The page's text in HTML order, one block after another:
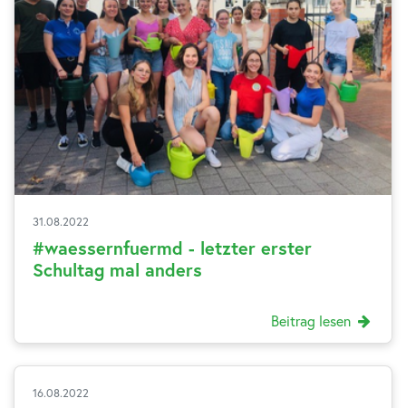
31.08.2022
#waessernfuermd - letzter erster
Schultag mal anders
Beitrag lesen
16.08.2022